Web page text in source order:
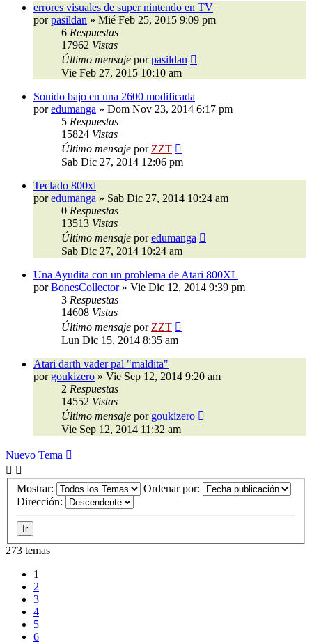
errores visuales de super nintendo en TV
porpasildan » Mié Feb 25, 2015 9:09 pm
6 Respuestas
17962 Vistas
Último mensaje porpasildan
Vie Feb 27, 2015 10:10 am
Sonido bajo en una 2600 modificada
poredumanga » Dom Nov 23, 2014 6:17 pm
5 Respuestas
15824 Vistas
Último mensaje por ZZT
Sab Dic 27, 2014 12:06 pm
Teclado 800xl
poredumanga » Sab Dic 27, 2014 10:24 am
0 Respuestas
13513 Vistas
Último mensaje poredumanga
Sab Dic 27, 2014 10:24 am
Una Ayudita con un problema de Atari 800XL
porBonesCollector» Vie Dic 12, 2014 9:39 pm
3 Respuestas
14608 Vistas
Último mensaje por ZZT
Lun Dic 15, 2014 8:35 am
Atari darth vader pal "maldita"
por goukizero » Vie Sep 12, 2014 9:20 am
2 Respuestas
14552 Vistas
Último mensaje por goukizero
Vie Sep 12, 2014 11:32 am
Nuevo Tema
Mostrar:
Ordenar por:
Dirección:
273 temas
1
2
3
4
5
6